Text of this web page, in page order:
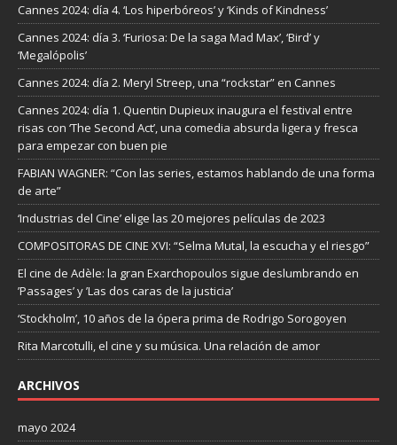
Cannes 2024: día 4. ‘Los hiperbóreos’ y ‘Kinds of Kindness’
Cannes 2024: día 3. ‘Furiosa: De la saga Mad Max’, ‘Bird’ y
‘Megalópolis’
Cannes 2024: día 2. Meryl Streep, una “rockstar” en Cannes
Cannes 2024: día 1. Quentin Dupieux inaugura el festival entre
risas con ‘The Second Act’, una comedia absurda ligera y fresca
para empezar con buen pie
FABIAN WAGNER: “Con las series, estamos hablando de una forma
de arte”
‘Industrias del Cine’ elige las 20 mejores películas de 2023
COMPOSITORAS DE CINE XVI: “Selma Mutal, la escucha y el riesgo”
El cine de Adèle: la gran Exarchopoulos sigue deslumbrando en
’Passages’ y ’Las dos caras de la justicia’
‘Stockholm’, 10 años de la ópera prima de Rodrigo Sorogoyen
Rita Marcotulli, el cine y su música. Una relación de amor
ARCHIVOS
mayo 2024